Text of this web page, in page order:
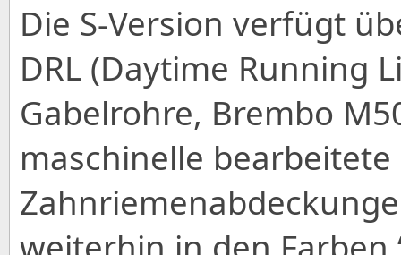
Die S-Version verfügt
DRL (Daytime Running
Gabelrohre, Brembo
maschinelle